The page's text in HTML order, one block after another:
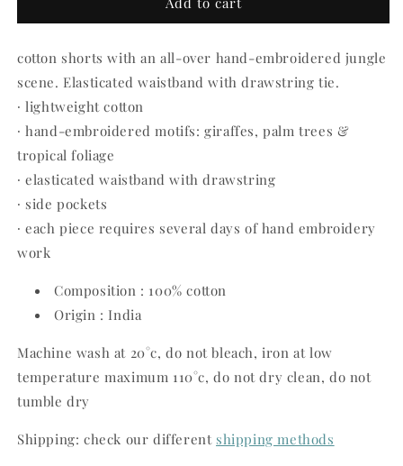
Shorts
Shorts
cotton shorts with an all-over hand-embroidered jungle
scene. Elasticated waistband with drawstring tie.
∙ lightweight cotton
∙ hand-embroidered motifs: giraffes, palm trees &
tropical foliage
∙ elasticated waistband with drawstring
∙ side pockets
∙ each piece requires several days of hand embroidery
work
Composition : 100% cotton
Origin : India
Machine wash at 20°c, do not bleach, iron at low
temperature maximum 110°c, do not dry clean, do not
tumble dry
Shipping: check our different shipping methods